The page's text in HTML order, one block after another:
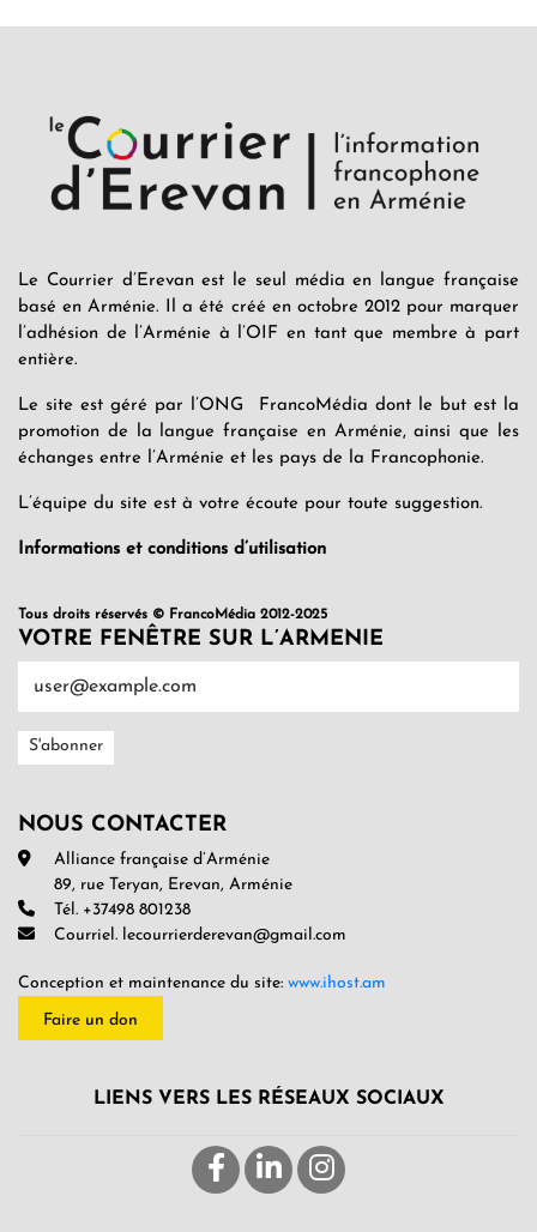
Le Courrier d’Erevan est le seul média en langue française
basé en Arménie. Il a été créé en octobre 2012 pour marquer
l’adhésion de l’Arménie à l’OIF en tant que membre à part
entière.
Le site est géré par l’ONG FrancoMédia dont le but est la
promotion de la langue française en Arménie, ainsi que les
échanges entre l’Arménie et les pays de la Francophonie.
L’équipe du site est à votre écoute pour toute suggestion.
Informations et conditions d’utilisation
Tous droits réservés © FrancoMédia 2012-2025
VOTRE FENÊTRE SUR L’ARMENIE
NOUS CONTACTER
Alliance française d’Arménie
89, rue Teryan, Erevan, Arménie
Tél. +37498 801238
Courriel. lecourrierderevan@gmail.com
Conception et maintenance du site: www.ihost.am
Faire un don
LIENS VERS LES RÉSEAUX SOCIAUX